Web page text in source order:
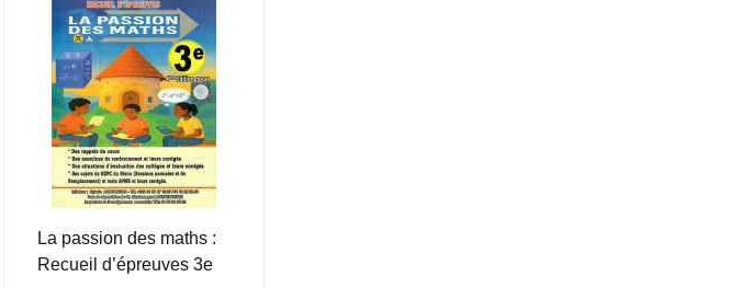
La passion des maths :
Recueil d’épreuves 3e